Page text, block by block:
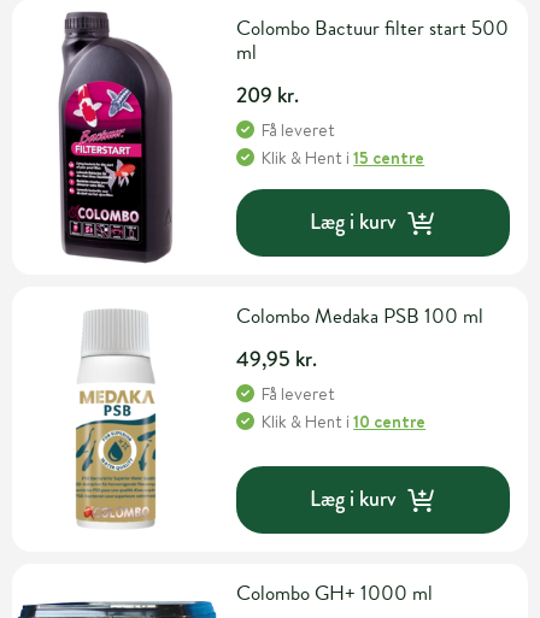
Colombo Bactuur filter start 500
ml
209 kr.
Få leveret
Klik & Hent i15 centre
Læg i kurv
Colombo Medaka PSB 100 ml
49,95 kr.
Få leveret
Klik & Hent i10 centre
Læg i kurv
Colombo GH+ 1000 ml